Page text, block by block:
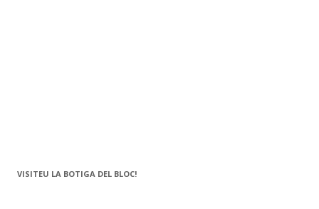
VISITEU LA BOTIGA DEL BLOC!